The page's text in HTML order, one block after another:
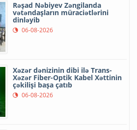
Rəşad Nəbiyev Zəngilanda
vətəndaşların müraciətlərini
dinləyib
06-08-2026
Xəzər dənizinin dibi ilə Trans-
Xəzər Fiber-Optik Kabel Xəttinin
çəkilişi başa çatıb
06-08-2026